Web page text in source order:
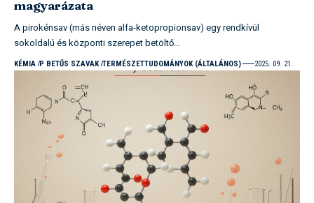
magyarázata
A pirokénsav (más néven alfa-ketopropionsav) egy rendkívül
sokoldalú és központi szerepet betöltő…
KÉMIA P BETŰS SZAVAK TERMÉSZETTUDOMÁNYOK (ÁLTALÁNOS) 2025. 09. 21.